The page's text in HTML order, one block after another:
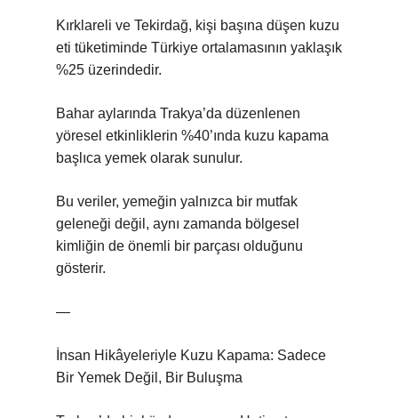
Kırklareli ve Tekirdağ, kişi başına düşen kuzu
eti tüketiminde Türkiye ortalamasının yaklaşık
%25 üzerindedir.
Bahar aylarında Trakya’da düzenlenen
yöresel etkinliklerin %40’ında kuzu kapama
başlıca yemek olarak sunulur.
Bu veriler, yemeğin yalnızca bir mutfak
geleneği değil, aynı zamanda bölgesel
kimliğin de önemli bir parçası olduğunu
gösterir.
—
İnsan Hikâyeleriyle Kuzu Kapama: Sadece
Bir Yemek Değil, Bir Buluşma